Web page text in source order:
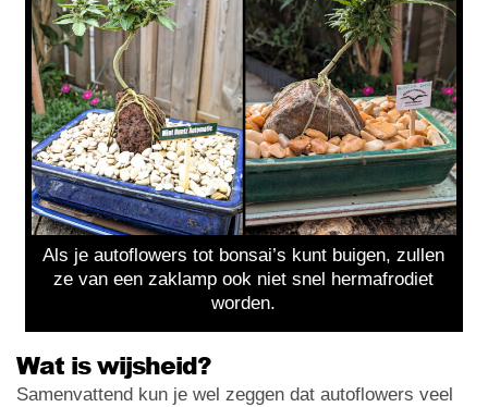
Als je autoflowers tot bonsai’s kunt buigen, zullen
ze van een zaklamp ook niet snel hermafrodiet
worden.
Wat is wijsheid?
Samenvattend kun je wel zeggen dat autoflowers veel